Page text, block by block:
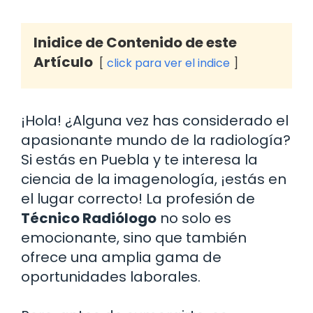
Inidice de Contenido de este
Artículo
click para ver el indice
¡Hola! ¿Alguna vez has considerado el
apasionante mundo de la radiología?
Si estás en Puebla y te interesa la
ciencia de la imagenología, ¡estás en
el lugar correcto! La profesión de
Técnico Radiólogo no solo es
emocionante, sino que también
ofrece una amplia gama de
oportunidades laborales.